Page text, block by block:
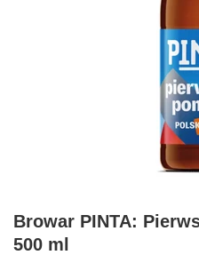
Browar PINTA:
500 ml